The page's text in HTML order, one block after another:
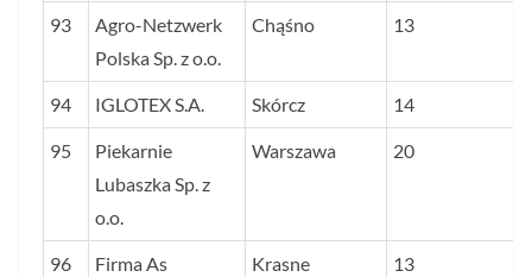
93
Agro-Netzwerk
Polska Sp. z o.o.
Chąśno 13
94 IGLOTEX S.A. Skórcz 14
95
Piekarnie
Lubaszka Sp. z
o.o.
Warszawa 20
96
Firma As
Krasne 13